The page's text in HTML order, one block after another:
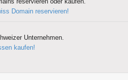
Domain reservieren!
Unternehmen.
kaufen!